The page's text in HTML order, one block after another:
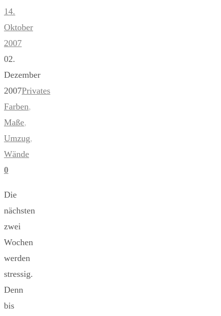
14.
Oktober
2007
02.
Dezember
2007Privates
Farben,
Maße,
Umzug,
Wände
0
Die
nächsten
zwei
Wochen
werden
stressig.
Denn
bis